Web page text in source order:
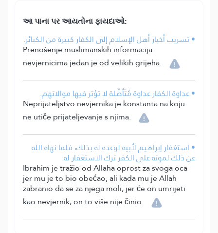
આ પાના પર આયતોના ફાયદાઓ:
• تسريب أخبار أهل الإسلام إلى الكفار كبيرة من الكبائر.
Prenošenje muslimanskih informacija
nevjernicima jedan je od velikih grijeha.
• عداوة الكفار عداوة مُتَأصِّلة لا تؤثر فيها موالاتهم.
Neprijateljstvo nevjernika je konstanta na koju
ne utiče prijateljevanje s njima.
• استغفار إبراهيم لأبيه لوعده له بذلك، فلما نهاه الله
عن ذلك لموته على الكفر ترك الاستغفار له.
Ibrahim je tražio od Allaha oprost za svoga oca
jer mu je to bio obećao, ali kada mu je Allah
zabranio da se za njega moli, jer će on umrijeti
kao nevjernik, on to više nije činio.